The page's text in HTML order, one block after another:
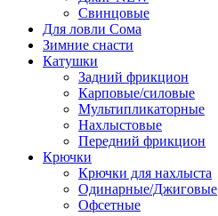
Свинцовые
Для ловли Сома
Зимние снасти
Катушки
Задний фрикцион
Карповые/силовые
Мультипликаторные
Нахлыстовые
Передний фрикцион
Крючки
Крючки для нахлыста
Одинарные/Джиговые
Офсетные